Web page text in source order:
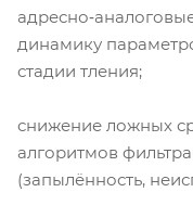
динамику
стадии тления;
снижение ложных
алгоритмов
(запылённость,